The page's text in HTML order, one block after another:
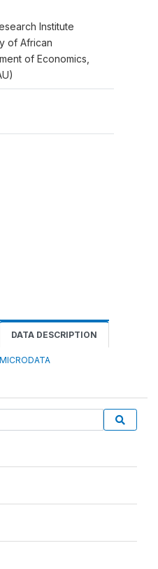
Institute
of African
of Economics,
DATA DESCRIPTION